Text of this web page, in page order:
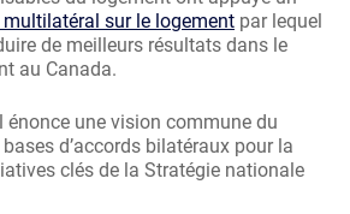
sur le logement par lequel
de meilleurs résultats dans le
au Canada.
énonce une vision commune du
d’accords bilatéraux pour la
clés de la Stratégie nationale